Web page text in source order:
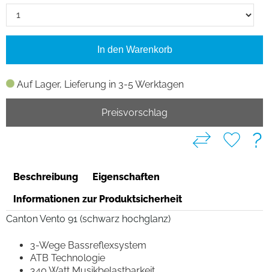
Auf Lager, Lieferung in 3-5 Werktagen
In den Warenkorb
Preisvorschlag
?
Beschreibung
Eigenschaften
Informationen zur Produktsicherheit
Canton Vento 91 (schwarz hochglanz)
3-Wege Bassreflexsystem
ATB Technologie